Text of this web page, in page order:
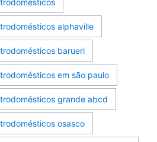
alphaville
barueri
em são paulo
grande abcd
osasco